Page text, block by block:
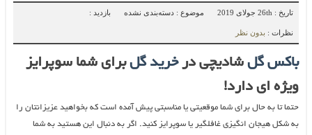
تاریخ : 26th جولای 2019 موضوع : دسته‌بندی نشده بازدید :
نظرات : بدون نظر
باکس گلشادیچی درخرید گلبرای شما سوپرایز
ویژه ای دارد!
حتما تا به حال برای شما موقعیتی یا مناسبتی پیش آمده است که بخواهید عزیزانتان را
به شکل هیجان انگیزی غافلگیر یا سوپرایز کنید. اگر به دنبال این هستید به شما